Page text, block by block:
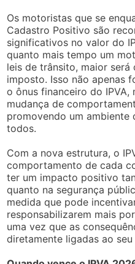
Os motoristas que se
Cadastro Positivo são
significativos no valor do
quanto mais tempo um
leis de trânsito, maior
imposto. Isso não apenas
o ônus financeiro do IPVA,
mudança de
promovendo um ambiente
todos.
Com a nova estrutura, o
comportamento de cada
ter um impacto positivo
quanto na segurança
medida que pode
responsabilizarem mais
uma vez que as
diretamente ligadas ao